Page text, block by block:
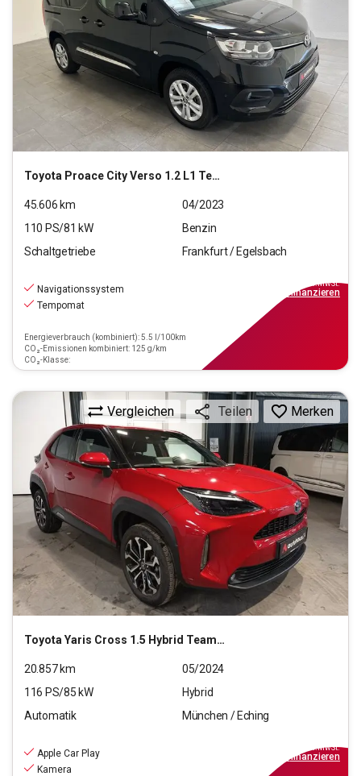
Toyota Proace City Verso 1.2 L1 Team D S/S (EURO 6d)
45.606 km
04/2023
110 PS/81 kW
Benzin
Schaltgetriebe
Frankfurt / Egelsbach
Navigationssystem
Tempomat
Energieverbrauch (kombiniert): 5.5 l/100km
CO₂-Emissionen kombiniert: 125 g/km
CO₂-Klasse:
inkl.MwSt.
finanzieren
Toyota Yaris Cross 1.5 Hybrid Team D
Vergleichen Teilen Merken
20.857km
05/2024
116 PS/85 kW
Hybrid
Automatik
München / Eching
Apple Car Play
Kamera
inkl.MwSt.
finanzieren